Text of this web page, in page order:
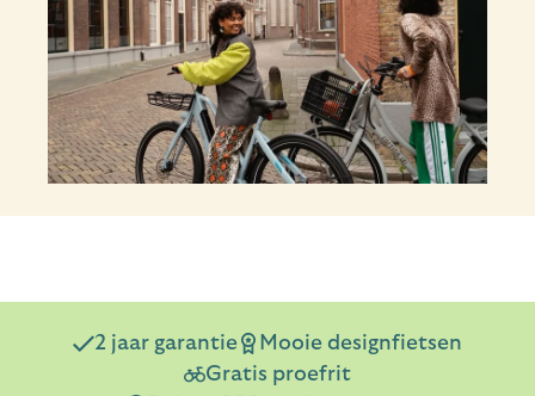
2 jaar garantie
Mooie designfietsen
Gratis proefrit